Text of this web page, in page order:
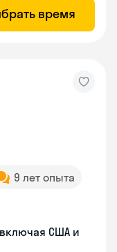
время
9 лет опыта
США и